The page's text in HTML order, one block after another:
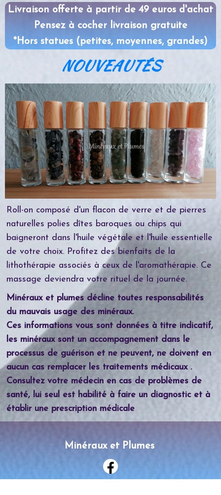
Livraison offerte à partir de 49 euros d'achat
Pensez à cocher livraison gratuite
*Hors statues (petites, moyennes, grandes)
NOUVEAUTÉS
Roll-on composé d'un flacon de verre et de pierres
naturelles polies dîtes baroques ou chips qui
baigneront dans l'huile végétale et l'huile essentielle
de votre choix. Profitez des bienfaits de la
lithothérapie associés à ceux de l'aromathérapie. Ce
massage deviendra votre rituel de la journée.
Minéraux et plumes décline toutes responsabilités
du mauvais usage des minéraux.
Ces informations vous sont données à titre indicatif,
les minéraux sont un accompagnement dans le
processus de guérison et ne peuvent, ne doivent en
aucun cas remplacer les traitements médicaux .
Consultez votre médecin en cas de problèmes de
santé, lui seul est habilité à faire un diagnostic et à
établir une prescription médicale
Minéraux et Plumes